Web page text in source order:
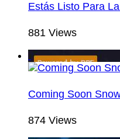
Estás Listo Para
881 Views
Coming Soon
874 Views